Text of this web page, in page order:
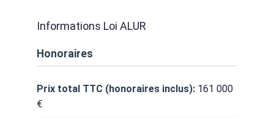
Informations Loi ALUR
Honoraires
Prix total TTC (honoraires inclus): 161 000
€